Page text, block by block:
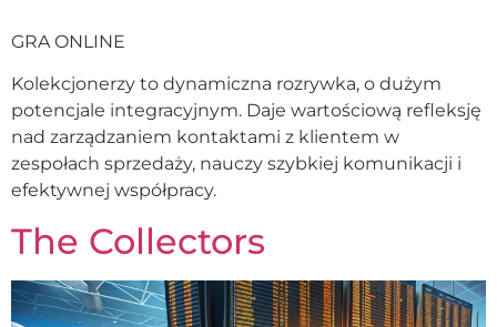
GRA ONLINE
Kolekcjonerzy to dynamiczna rozrywka, o dużym
potencjale integracyjnym. Daje wartościową refleksję
nad zarządzaniem kontaktami z klientem w
zespołach sprzedaży, nauczy szybkiej komunikacji i
efektywnej współpracy.
The Collectors​